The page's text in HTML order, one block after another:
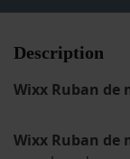
Description
Wixx Ruban de
Wixx Ruban de